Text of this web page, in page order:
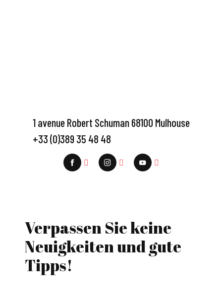
1 avenue Robert Schuman 68100 Mulhouse
+33 (0)389 35 48 48
Verpassen Sie keine
Neuigkeiten und gute
Tipps!